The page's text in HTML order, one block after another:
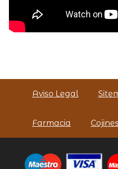
Aviso Legal
Farmacia Cojines